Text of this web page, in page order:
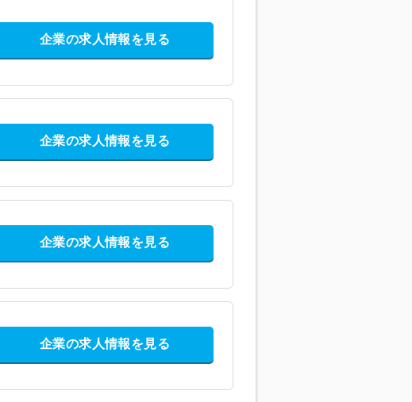
企業の求人情報を見る
企業の求人情報を見る
企業の求人情報を見る
企業の求人情報を見る